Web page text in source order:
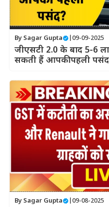
By Sagar Gupta 09-09-2025
जीएसटी 2.0 के बाद 5-6
सकती हैं आपकी पहली
By Sagar Gupta 09-08-2025